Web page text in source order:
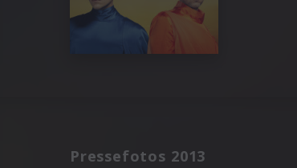
Pressefotos 2013